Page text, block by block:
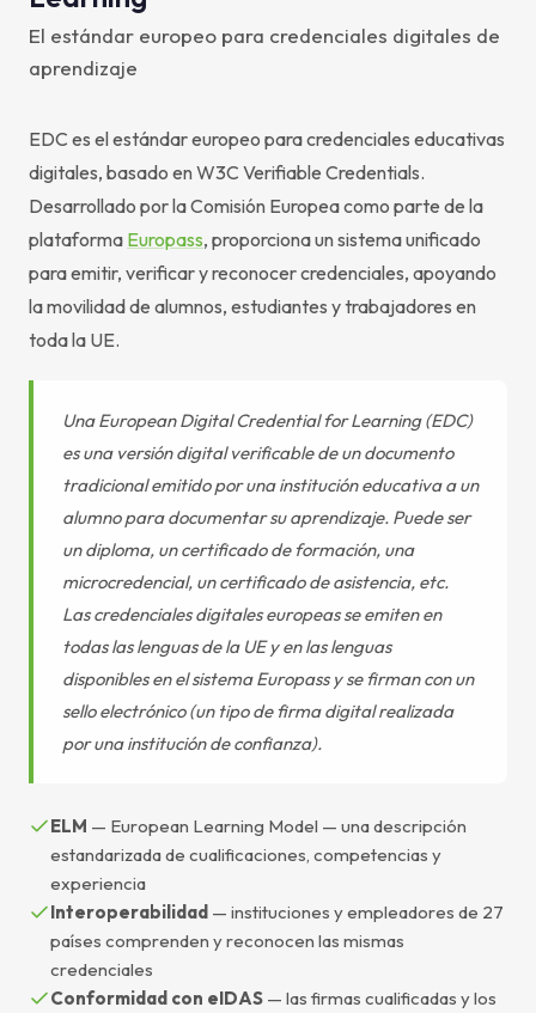
El estándar europeo para credenciales digitales de
aprendizaje
EDC es el estándar europeo para credenciales educativas
digitales, basado en W3C Verifiable Credentials.
Desarrollado por la Comisión Europea como parte de la
plataforma Europass, proporciona un sistema unificado
para emitir, verificar y reconocer credenciales, apoyando
la movilidad de alumnos, estudiantes y trabajadores en
toda la UE.
Una European Digital Credential for Learning (EDC)
es una versión digital verificable de un documento
tradicional emitido por una institución educativa a un
alumno para documentar su aprendizaje. Puede ser
un diploma, un certificado de formación, una
microcredencial, un certificado de asistencia, etc.
Las credenciales digitales europeas se emiten en
todas las lenguas de la UE y en las lenguas
disponibles en el sistema Europass y se firman con un
sello electrónico (un tipo de firma digital realizada
por una institución de confianza).
ELM — European Learning Model — una descripción
estandarizada de cualificaciones, competencias y
experiencia
Interoperabilidad — instituciones y empleadores de 27
países comprenden y reconocen las mismas
credenciales
Conformidad con eIDAS — las firmas cualificadas y los